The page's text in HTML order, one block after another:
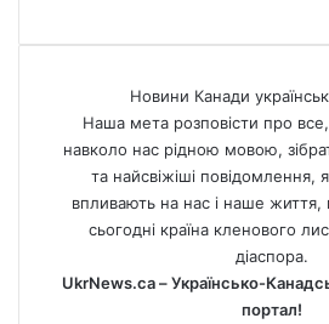
Новини Канади
Наша мета розповісти про
навколо нас рідною мовою,
та найсвіжіші повідомлення,
впливають на нас і наше
сьогодні країна кленового
діаспора.
UkrNews.ca – Українсько-
портал!